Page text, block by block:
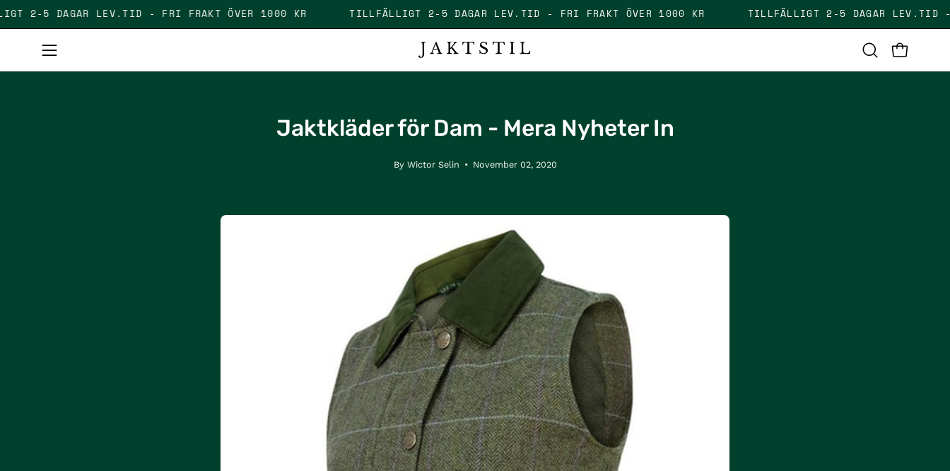
Skip
to
content
TILLFÄLLIGT 2-5 DAGAR LEV.TID - FRI FRAKT ÖVER 1000 KR TILLFÄLLIGT 2-5 DAGAR LEV.TID - FRI FRAKT ÖVER 1000 KR TILLFÄLLIGT 2-5 DAGAR
Open
navigation
Open
search
OPEN
Jaktkläder för Dam - Mera Nyheter In
By Wictor Selin November 02, 2020